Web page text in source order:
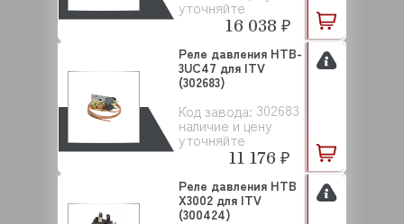
уточняйте
16 038 ₽
Код завода: 302683
наличие и цену
уточняйте
Реле давления HTB-
3UC47 для ITV
(302683)
11 176 ₽
Реле давления HTB
X3002 для ITV
(300424)